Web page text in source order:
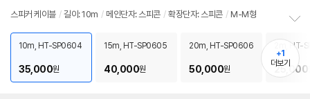
스피커 케이블 / 길이: 10m / 메인단자: 스피콘 / 확장단자: 스피콘 / M-M형
보
펼
치
10m, HT-SP0604
35,000원
15m, HT-SP0605
40,000원
20m, HT-SP0606
50,000원
2m, HT-
25,000
+1
더보기